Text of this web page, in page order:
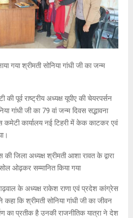
गया श्रीमती सोनिया गांधी जी का जन्म
पूर्व राष्ट्रीय अध्यक्ष यूपीए की चेयरपर्सन
गांधी जी का 79 वां जन्म दिवस सद्भावना
कार्यालय नई टिहरी में केक काटकर एवं
जिला अध्यक्ष श्रीमती आशा रावत के द्वारा
ओढ़कर सम्मानित किया गया
के अध्यक्ष राकेश राणा एवं प्रदेश कांग्रेस
कि श्रीमती सोनिया गांधी जी का जीवन
का प्रतीक है उनकी राजनीतिक यात्रा ने देश